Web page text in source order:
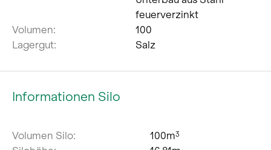
feuerverzinkt
Volumen:
100
Lagergut:
Salz
Informationen Silo
Volumen Silo: 100m3